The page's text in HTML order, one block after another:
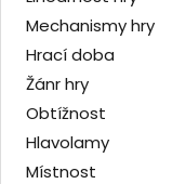
Mechanismy hry
Hrací doba
Žánr hry
Obtížnost
Hlavolamy
Místnost